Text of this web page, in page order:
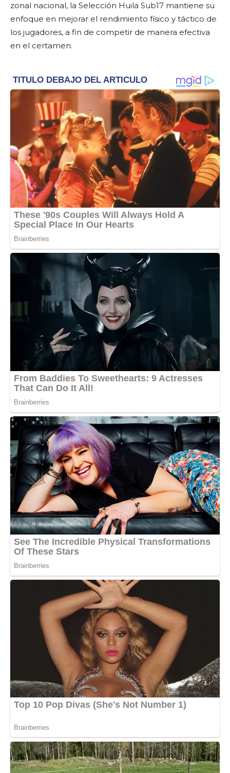
zonal nacional, la Selección Huila Sub17 mantiene su
enfoque en mejorar el rendimiento físico y táctico de
los jugadores, a fin de competir de manera efectiva
en el certamen.